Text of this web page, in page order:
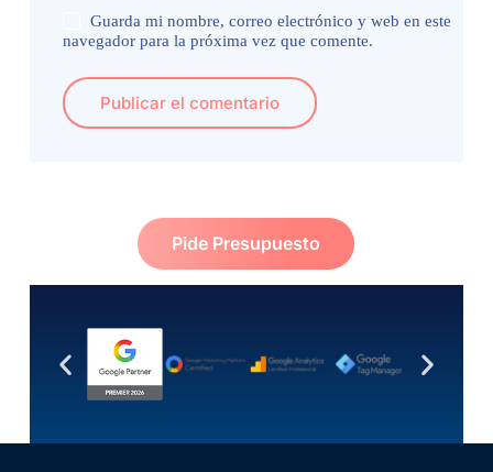
Guarda mi nombre, correo electrónico y web en este
navegador para la próxima vez que comente.
Publicar el comentario
Pide Presupuesto